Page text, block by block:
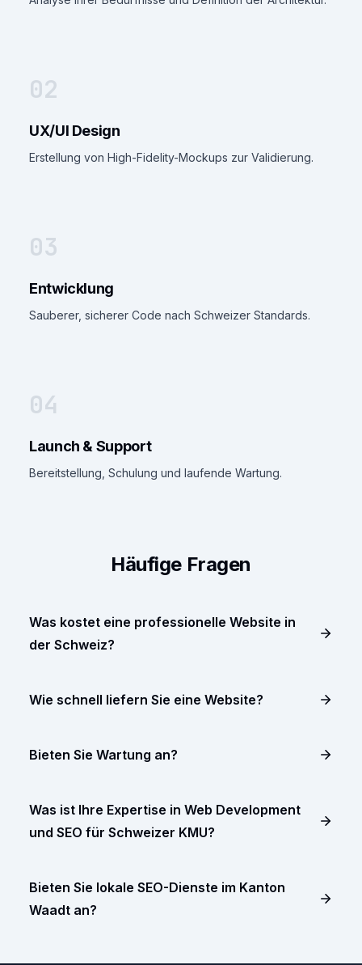
02
UX/UI Design
Erstellung von High-Fidelity-Mockups zur Validierung.
03
Entwicklung
Sauberer, sicherer Code nach Schweizer Standards.
04
Launch & Support
Bereitstellung, Schulung und laufende Wartung.
Häufige Fragen
Was kostet eine professionelle Website in
der Schweiz?
Wie schnell liefern Sie eine Website?
Bieten Sie Wartung an?
Was ist Ihre Expertise in Web Development
und SEO für Schweizer KMU?
Bieten Sie lokale SEO-Dienste im Kanton
Waadt an?